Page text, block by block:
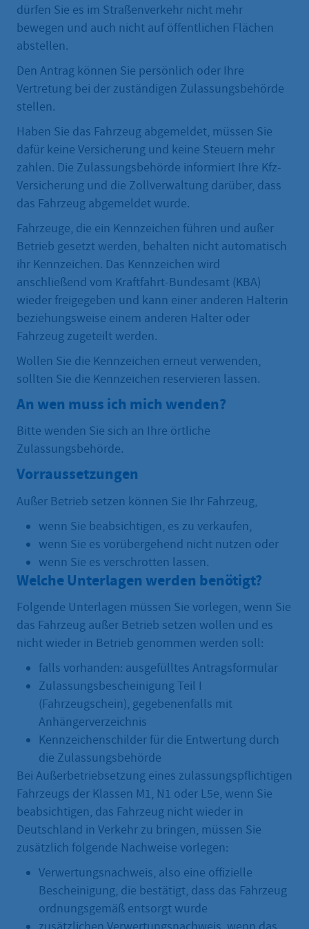
dürfen Sie es im Straßenverkehr nicht mehr
bewegen und auch nicht auf öffentlichen Flächen
abstellen.
Den Antrag können Sie persönlich oder Ihre
Vertretung bei der zuständigen Zulassungsbehörde
stellen.
Haben Sie das Fahrzeug abgemeldet, müssen Sie
dafür keine Versicherung und keine Steuern mehr
zahlen. Die Zulassungsbehörde informiert Ihre Kfz-
Versicherung und die Zollverwaltung darüber, dass
das Fahrzeug abgemeldet wurde.
Fahrzeuge, die ein Kennzeichen führen und außer
Betrieb gesetzt werden, behalten nicht automatisch
ihr Kennzeichen. Das Kennzeichen wird
anschließend vom Kraftfahrt-Bundesamt (KBA)
wieder freigegeben und kann einer anderen Halterin
beziehungsweise einem anderen Halter oder
Fahrzeug zugeteilt werden.
Wollen Sie die Kennzeichen erneut verwenden,
sollten Sie die Kennzeichen reservieren lassen.
An wen muss ich mich wenden?
Bitte wenden Sie sich an Ihre örtliche
Zulassungsbehörde.
Vorraussetzungen
Außer Betrieb setzen können Sie Ihr Fahrzeug,
wenn Sie beabsichtigen, es zu verkaufen,
wenn Sie es vorübergehend nicht nutzen oder
wenn Sie es verschrotten lassen.
Welche Unterlagen werden benötigt?
Folgende Unterlagen müssen Sie vorlegen, wenn Sie
das Fahrzeug außer Betrieb setzen wollen und es
nicht wieder in Betrieb genommen werden soll:
falls vorhanden: ausgefülltes Antragsformular
Zulassungsbescheinigung Teil I
(Fahrzeugschein), gegebenenfalls mit
Anhängerverzeichnis
Kennzeichenschilder für die Entwertung durch
die Zulassungsbehörde
Bei Außerbetriebsetzung eines zulassungspflichtigen
Fahrzeugs der Klassen M1, N1 oder L5e, wenn Sie
beabsichtigen, das Fahrzeug nicht wieder in
Deutschland in Verkehr zu bringen, müssen Sie
zusätzlich folgende Nachweise vorlegen:
Verwertungsnachweis, also eine offizielle
Bescheinigung, die bestätigt, dass das Fahrzeug
ordnungsgemäß entsorgt wurde